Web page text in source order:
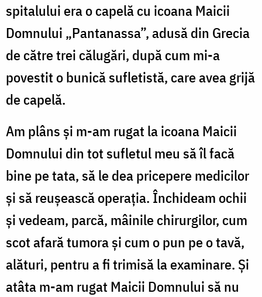
spitalului era o capelă cu icoana Maicii
Domnului „Pantanassa”, adusă din Grecia
de către trei călugări, după cum mi-a
povestit o bunică sufletistă, care avea grijă
de capelă.
Am plâns și m-am rugat la icoana Maicii
Domnului din tot sufletul meu să îl facă
bine pe tata, să le dea pricepere medicilor
și să reușească operația. Închideam ochii
și vedeam, parcă, mâinile chirurgilor, cum
scot afară tumora și cum o pun pe o tavă,
alături, pentru a fi trimisă la examinare. Și
atâta m-am rugat Maicii Domnului să nu